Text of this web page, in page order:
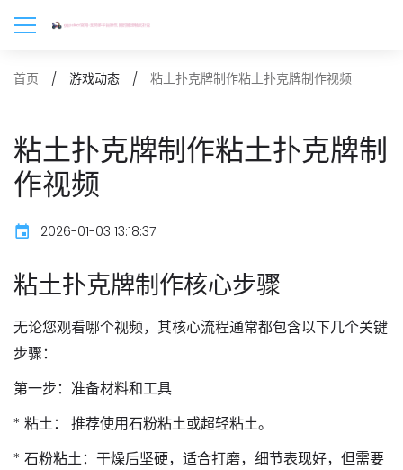
首页 游戏动态 粘土扑克牌制作粘土扑克牌制作视频
粘土扑克牌制作粘土扑克牌制
作视频
2026-01-03 13:18:37
粘土扑克牌制作核心步骤
无论您观看哪个视频，其核心流程通常都包含以下几个关键
步骤：
第一步：准备材料和工具
* 粘土： 推荐使用石粉粘土或超轻粘土。
* 石粉粘土：干燥后坚硬，适合打磨，细节表现好，但需要